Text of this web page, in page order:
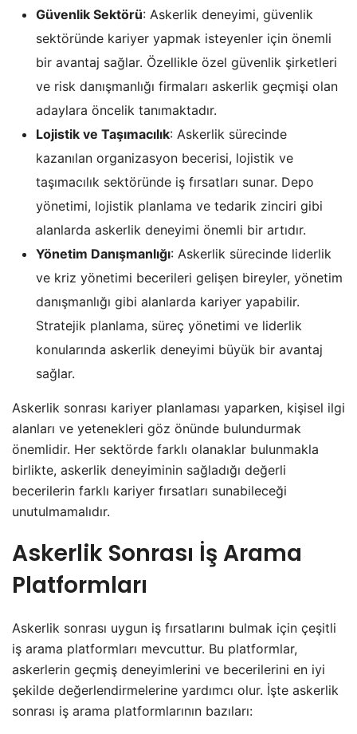
Güvenlik Sektörü: Askerlik deneyimi, güvenlik
sektöründe kariyer yapmak isteyenler için önemli
bir avantaj sağlar. Özellikle özel güvenlik şirketleri
ve risk danışmanlığı firmaları askerlik geçmişi olan
adaylara öncelik tanımaktadır.
Lojistik ve Taşımacılık: Askerlik sürecinde
kazanılan organizasyon becerisi, lojistik ve
taşımacılık sektöründe iş fırsatları sunar. Depo
yönetimi, lojistik planlama ve tedarik zinciri gibi
alanlarda askerlik deneyimi önemli bir artıdır.
Yönetim Danışmanlığı: Askerlik sürecinde liderlik
ve kriz yönetimi becerileri gelişen bireyler, yönetim
danışmanlığı gibi alanlarda kariyer yapabilir.
Stratejik planlama, süreç yönetimi ve liderlik
konularında askerlik deneyimi büyük bir avantaj
sağlar.
Askerlik sonrası kariyer planlaması yaparken, kişisel ilgi
alanları ve yetenekleri göz önünde bulundurmak
önemlidir. Her sektörde farklı olanaklar bulunmakla
birlikte, askerlik deneyiminin sağladığı değerli
becerilerin farklı kariyer fırsatları sunabileceği
unutulmamalıdır.
Askerlik Sonrası İş Arama
Platformları
Askerlik sonrası uygun iş fırsatlarını bulmak için çeşitli
iş arama platformları mevcuttur. Bu platformlar,
askerlerin geçmiş deneyimlerini ve becerilerini en iyi
şekilde değerlendirmelerine yardımcı olur. İşte askerlik
sonrası iş arama platformlarının bazıları: